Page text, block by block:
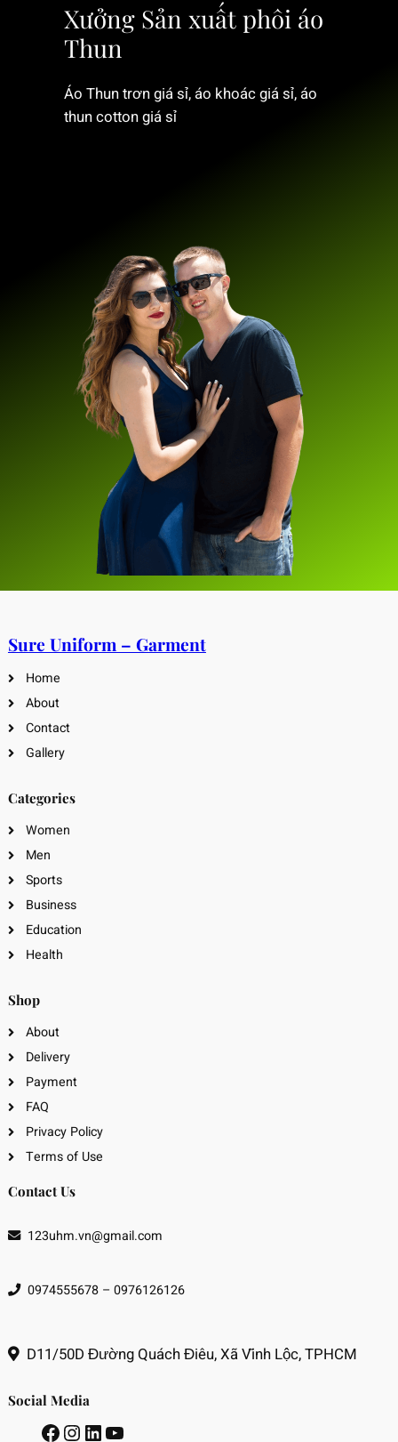
Xưởng Sản xuất phôi áo
Thun
Áo Thun trơn giá sỉ, áo khoác giá sỉ, áo
thun cotton giá sỉ
Sure Uniform – Garment
Home
About
Contact
Gallery
Categories
Women
Men
Sports
Business
Education
Health
Shop
About
Delivery
Payment
FAQ
Privacy Policy
Terms of Use
Contact Us
123uhm.vn@gmail.com
0974555678 – 0976126126
D11/50D Đường Quách Điêu, Xã Vĩnh Lộc, TPHCM
Social Media
Facebook Instagram LinkedIn Youtube